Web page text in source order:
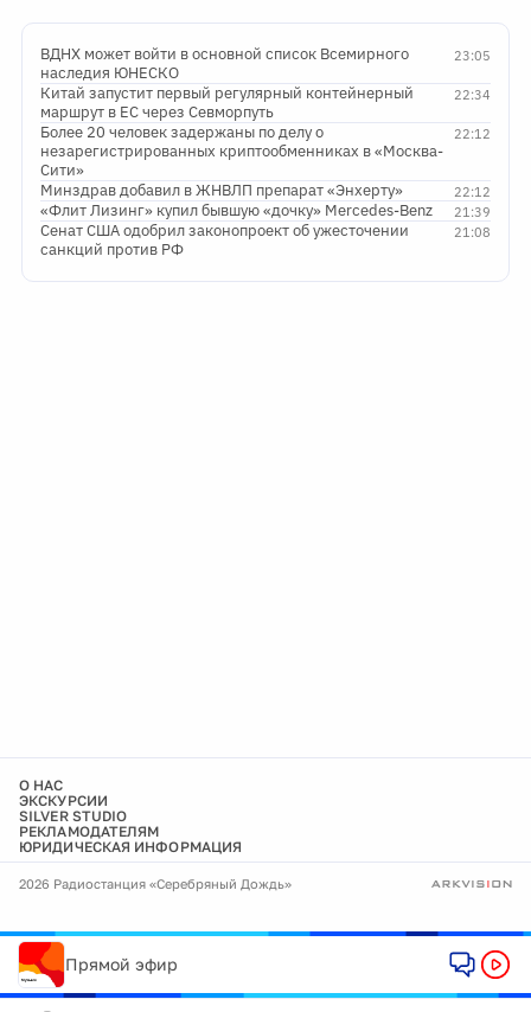
23:05
ВДНХ может войти в основной список Всемирного
наследия ЮНЕСКО
22:34
Китай запустит первый регулярный контейнерный
маршрут в ЕС через Севморпуть
22:12
Более 20 человек задержаны по делу о
незарегистрированных криптообменниках в «Москва-
Сити»
22:12
Минздрав добавил в ЖНВЛП препарат «Энхерту»
21:39
«Флит Лизинг» купил бывшую «дочку» Mercedes-Benz
21:08
Сенат США одобрил законопроект об ужесточении
санкций против РФ
О НАС
ЭКСКУРСИИ
SILVER STUDIO
РЕКЛАМОДАТЕЛЯМ
ЮРИДИЧЕСКАЯ ИНФОРМАЦИЯ
2026 Радиостанция «Серебряный Дождь»
Прямой эфир